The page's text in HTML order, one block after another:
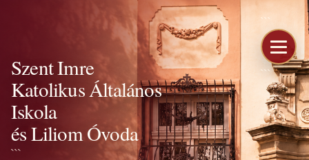
```
```
Szent Imre
Katolikus Általános
Iskola
és Liliom Óvoda
```